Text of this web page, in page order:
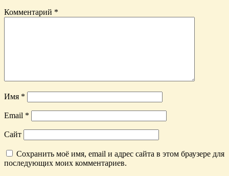
Комментарий *
Имя *
Email *
Сайт
Сохранить моё имя, email и адрес сайта в этом браузере для
последующих моих комментариев.